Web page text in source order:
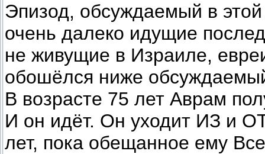
Эпизод, обсуждаемый в
очень далеко идущие
не живущие в Израиле,
обошёлся ниже
В возрасте 75 лет Аврам
И он идёт. Он уходит ИЗ и
лет, пока обещанное ему